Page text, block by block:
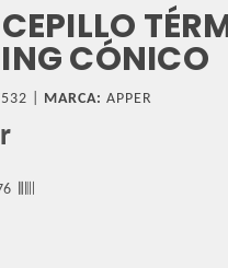
CÓNICO
| MARCA: APPER